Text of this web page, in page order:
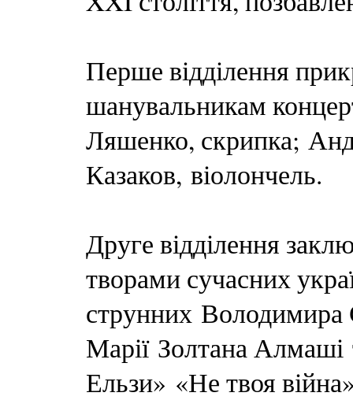
Перше відділення
шанувальникам
Ляшенко, скрипка;
Казаков, віолончель.
Друге відділення
творами сучасних
струнних Володимира
Марії Золтана Алмаші
Ельзи» «Не твоя